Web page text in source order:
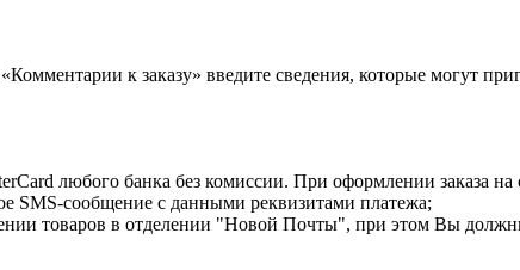
к заказу» введите сведения, которые могут
любого банка без комиссии. При оформлении заказа
SMS-сообщение с данными реквизитами платежа;
товаров в отделении "Новой Почты", при этом Вы